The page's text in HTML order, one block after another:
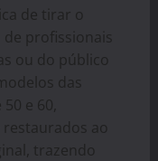
de tirar o
de profissionais
ou do público
das
e 60,
ao
trazendo